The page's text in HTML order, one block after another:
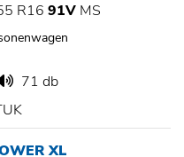
R16 91V MS
71 db
XL